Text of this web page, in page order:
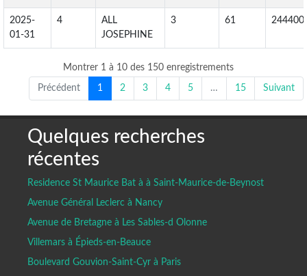
2025-
01-31
4
ALL
JOSEPHINE
3 61
Montrer 1 à 10 des 150 enregistrements
Précédent 1 2 3 4 5 … 15 Suivant
Quelques recherches
récentes
Residence St Maurice Bat à à Saint-Maurice-de-Beynost
Avenue Général Leclerc à Nancy
Avenue de Bretagne à Les Sables-d Olonne
Villemars à Épieds-en-Beauce
Boulevard Gouvion-Saint-Cyr à Paris